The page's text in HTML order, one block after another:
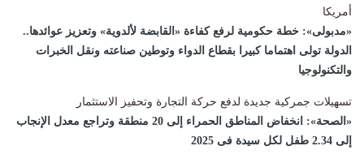
أمريكا
«مدبولى»: خطة حكومية لرفع كفاءة «القابضة لألدوية» وتعزيز عوائدها..
الدولة تولى اهتماما كبيرا بقطاع الدواء وتوطين صناعته ونقل الخبرات
والتكنولوجيا
تسهيلات جمركية جديدة لدفع حركة التجارة وتحفيز الاستثمار
«الصحة»: انخفاض المناطق الحمراء إلى 20 منطقة وتراجع معدل الإنجاب
إلى 2.34 طفل لكل سيدة فى 2025